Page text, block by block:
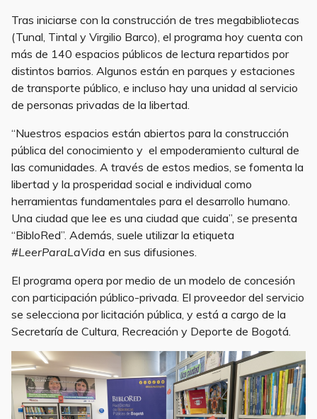
Tras iniciarse con la construcción de tres megabibliotecas
(Tunal, Tintal y Virgilio Barco), el programa hoy cuenta con
más de 140 espacios públicos de lectura repartidos por
distintos barrios. Algunos están en parques y estaciones
de transporte público, e incluso hay una unidad al servicio
de personas privadas de la libertad.
“Nuestros espacios están abiertos para la construcción
pública del conocimiento y el empoderamiento cultural de
las comunidades. A través de estos medios, se fomenta la
libertad y la prosperidad social e individual como
herramientas fundamentales para el desarrollo humano.
Una ciudad que lee es una ciudad que cuida”, se presenta
“BibloRed”. Además, suele utilizar la etiqueta
#LeerParaLaVida en sus difusiones.
El programa opera por medio de un modelo de concesión
con participación público-privada. El proveedor del servicio
se selecciona por licitación pública, y está a cargo de la
Secretaría de Cultura, Recreación y Deporte de Bogotá.